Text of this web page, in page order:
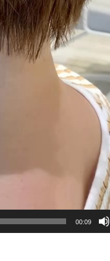
00:09